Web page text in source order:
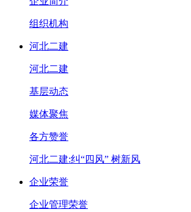
组织机构
河北二建
河北二建
基层动态
媒体聚焦
各方赞誉
河北二建:纠“四风” 树新风
企业荣誉
企业管理荣誉